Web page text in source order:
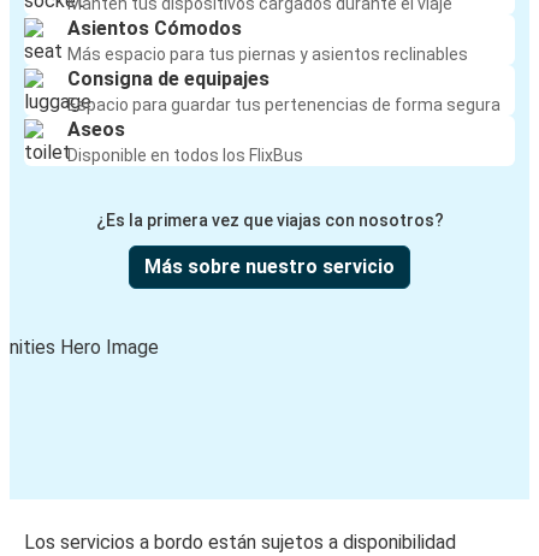
Asientos Cómodos
Más espacio para tus piernas y asientos reclinables
Consigna de equipajes
Espacio para guardar tus pertenencias de forma segura
Aseos
Disponible en todos los FlixBus
¿Es la primera vez que viajas con nosotros?
Más sobre nuestro servicio
Los servicios a bordo están sujetos a disponibilidad